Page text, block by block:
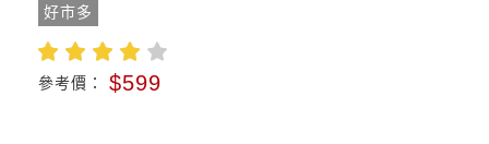
好市多
參考價： $599